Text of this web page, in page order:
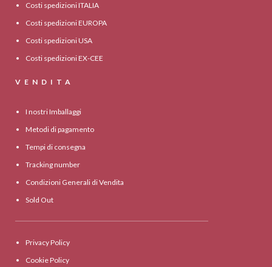
Costi spedizioni ITALIA
Costi spedizioni EUROPA
Costi spedizioni USA
Costi spedizioni EX-CEE
VENDITA
I nostri Imballaggi
Metodi di pagamento
Tempi di consegna
Tracking number
Condizioni Generali di Vendita
Sold Out
Privacy Policy
Cookie Policy